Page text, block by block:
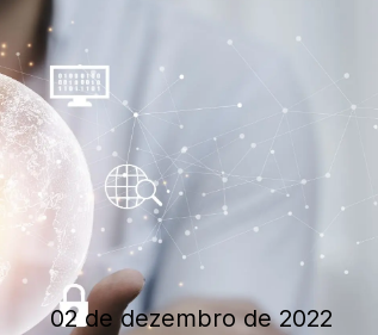
02 de dezembro de 2022